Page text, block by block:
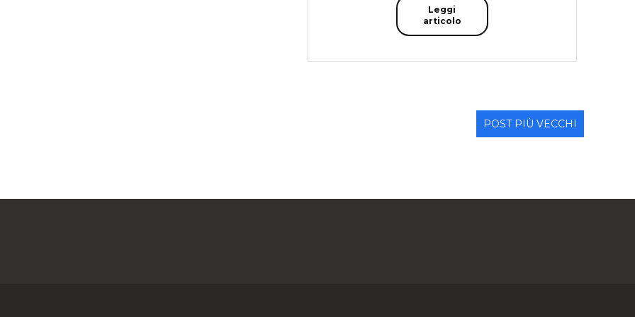
Leggi
articolo
POST PIÙ VECCHI